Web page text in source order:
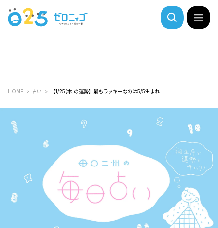
HOME 占い 【1/25(木)の運勢】最もラッキーなのは5/5生まれ